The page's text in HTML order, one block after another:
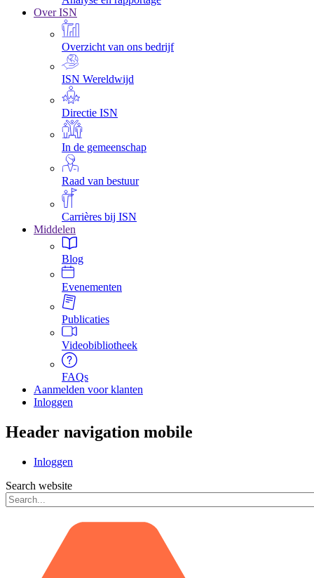
Over ISN
Overzicht van ons bedrijf
ISN Wereldwijd
Directie ISN
In de gemeenschap
Raad van bestuur
Carrières bij ISN
Middelen
Blog
Evenementen
Publicaties
Videobibliotheek
FAQs
Aanmelden voor klanten
Inloggen
Header navigation mobile
Inloggen
Search website